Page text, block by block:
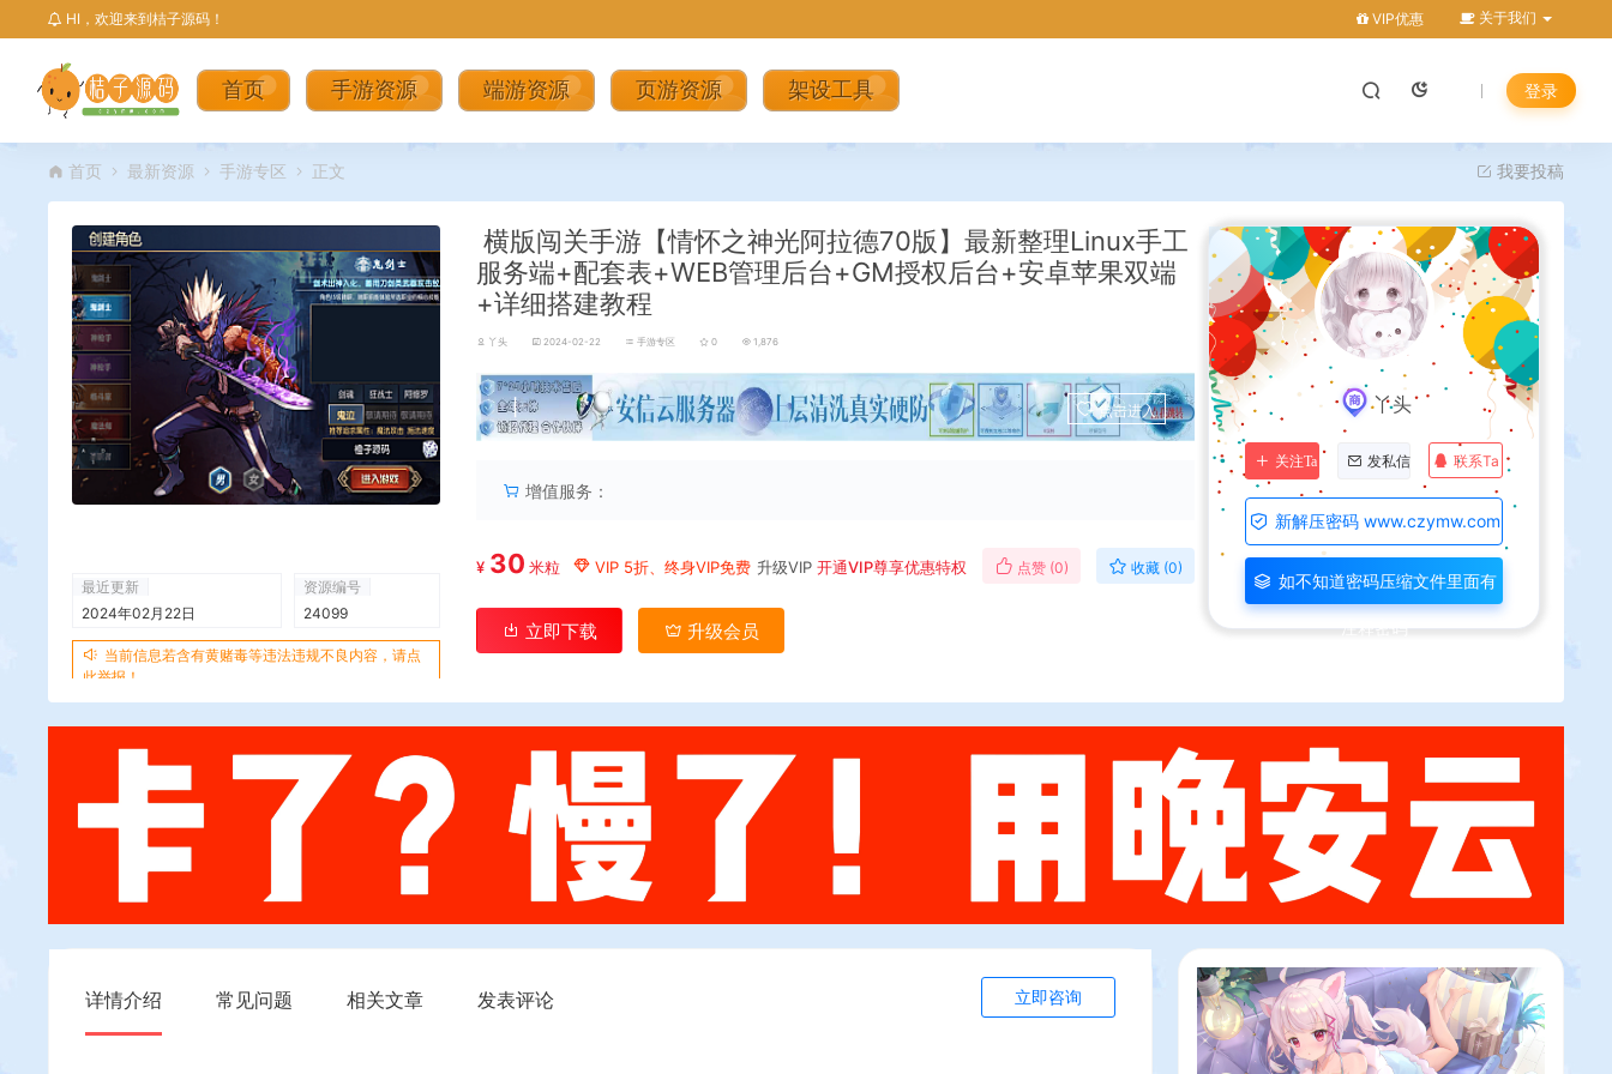
HI，欢迎来到桔子源码！ VIP优惠 关于我们
首页 手游资源 端游资源 页游资源 架设工具 登录
首页 最新资源 手游专区 正文 我要投稿
最近更新
2024年02月22日
资源编号
24099
当前信息若含有黄赌毒等违法违规不良内容，请点
此举报！
横版闯关手游【情怀之神光阿拉德70版】最新整理Linux手工
服务端+配套表+WEB管理后台+GM授权后台+安卓苹果双端
+详细搭建教程
丫头 2024-02-22 手游专区 0 1,876
丨 点击进入
增值服务：
¥ 30 米粒 VIP 5折、终身VIP免费 升级VIP 开通VIP尊享优惠特权 点赞 (0) 收藏 (0)
立即下载 升级会员
丫头
关注Ta 发私信 联系Ta
新解压密码 www.czymw.com
如不知道密码压缩文件里面有
详情介绍 常见问题 相关文章 发表评论 立即咨询